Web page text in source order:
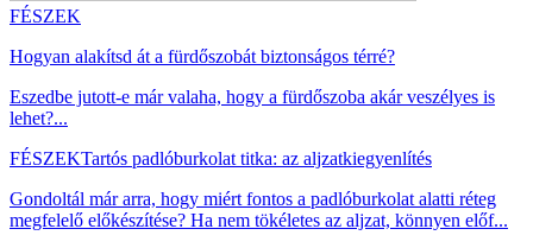
FÉSZEK
Hogyan alakítsd át a fürdőszobát biztonságos térré?
Eszedbe jutott-e már valaha, hogy a fürdőszoba akár veszélyes is
lehet?...
FÉSZEKTartós padlóburkolat titka: az aljzatkiegyenlítés
Gondoltál már arra, hogy miért fontos a padlóburkolat alatti réteg
megfelelő előkészítése? Ha nem tökéletes az aljzat, könnyen előf...